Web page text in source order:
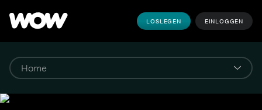
LOSLEGEN EINLOGGEN